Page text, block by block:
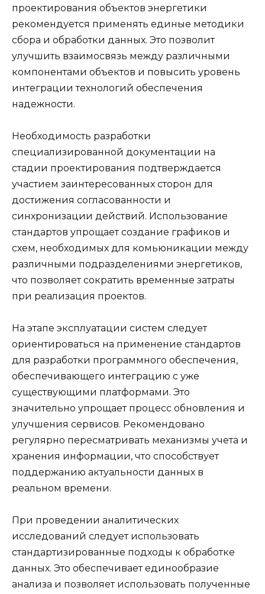
проектирования объектов энергетики
рекомендуется применять единые методики
сбора и обработки данных. Это позволит
улучшить взаимосвязь между различными
компонентами объектов и повысить уровень
интеграции технологий обеспечения
надежности.
Необходимость разработки
специализированной документации на
стадии проектирования подтверждается
участием заинтересованных сторон для
достижения согласованности и
синхронизации действий. Использование
стандартов упрощает создание графиков и
схем, необходимых для комьюникации между
различными подразделениями энергетиков,
что позволяет сократить временные затраты
при реализация проектов.
На этапе эксплуатации систем следует
ориентироваться на применение стандартов
для разработки программного обеспечения,
обеспечивающего интеграцию с уже
существующими платформами. Это
значительно упрощает процесс обновления и
улучшения сервисов. Рекомендовано
регулярно пересматривать механизмы учета и
хранения информации, что способствует
поддержанию актуальности данных в
реальном времени.
При проведении аналитических
исследований следует использовать
стандартизированные подходы к обработке
данных. Это обеспечивает единообразие
анализа и позволяет использовать полученные